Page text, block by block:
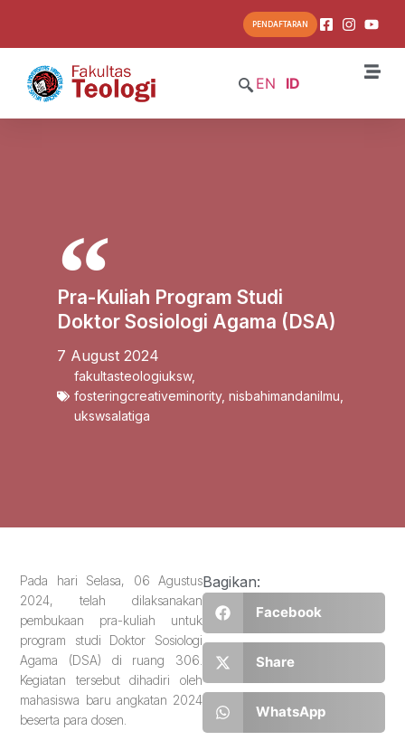
PENDAFTARAN
EN ID
Pra-Kuliah Program Studi
Doktor Sosiologi Agama (DSA)
7 August 2024
fakultasteologiuksw,
fosteringcreativeminority, nisbahimandanilmu
ukswsalatiga
Pada hari Selasa, 06 Agustus
2024, telah dilaksanakan
pembukaan pra-kuliah untuk
program studi Doktor Sosiologi
Agama (DSA) di ruang 306.
Kegiatan tersebut dihadiri oleh
mahasiswa baru angkatan 2024
beserta para dosen.
Bagikan:
Facebook
Share
WhatsApp